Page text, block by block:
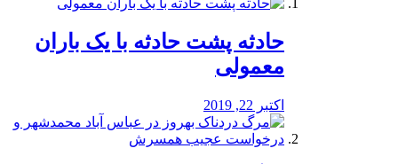
️حادثه پشت حادثه با یک باران
معمولی
اکتبر 22, 2019